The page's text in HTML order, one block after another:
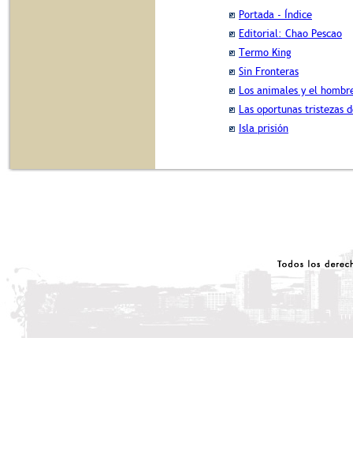
Portada - Índice
Editorial: Chao Pescao
Termo King
Sin Fronteras
Los animales y el
Las oportunas tristezas
Isla prisión